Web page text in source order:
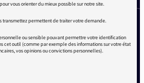
vous orienter du mieux possible sur notre site.
transmettez permettent de traiter votre demande.
ou sensible pouvant permettre votre identification
cet outil (comme par exemple des informations sur votre état
vos opinions ou convictions personnelles).